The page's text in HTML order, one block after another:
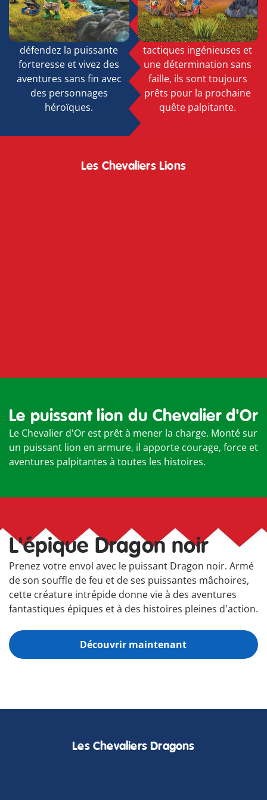
leurs terres avec courage
et honneur. Rejoignez des
batailles épiques,
défendez la puissante
forteresse et vivez des
aventures sans fin avec
des personnages
héroïques.
défier tous leurs rivaux.
Grâce à des missions
audacieuses, des
tactiques ingénieuses et
une détermination sans
faille, ils sont toujours
prêts pour la prochaine
quête palpitante.
Les Chevaliers Lions
72112
Le puissant lion du Chevalier d'Or
Le Chevalier d'Or est prêt à mener la charge. Monté sur
un puissant lion en armure, il apporte courage, force et
aventures palpitantes à toutes les histoires.
L'épique Dragon noir
Prenez votre envol avec le puissant Dragon noir. Armé
de son souffle de feu et de ses puissantes mâchoires,
cette créature intrépide donne vie à des aventures
fantastiques épiques et à des histoires pleines d'action.
Découvrir maintenant
Les Chevaliers Dragons
72118